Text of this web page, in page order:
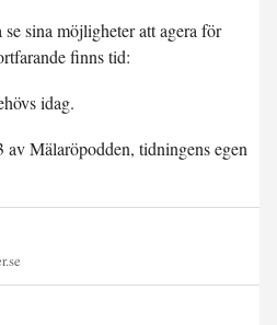
sina möjligheter att agera för
finns tid:
idag.
Mälaröpodden, tidningens egen